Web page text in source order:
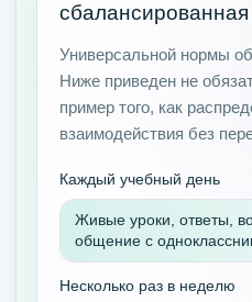
Универсальной нормы
Ниже приведен не
пример того, как
взаимодействия без
Каждый учебный день
Живые уроки, ответы,
общение с
Несколько раз в неделю